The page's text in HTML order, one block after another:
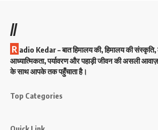
//
R adio Kedar – बात हिमालय की, हिमालय की
आध्यात्मिकता, पर्यावरण और पहाड़ी जीवन की असली
के साथ आपके तक पहुँचाता है।
Top Categories